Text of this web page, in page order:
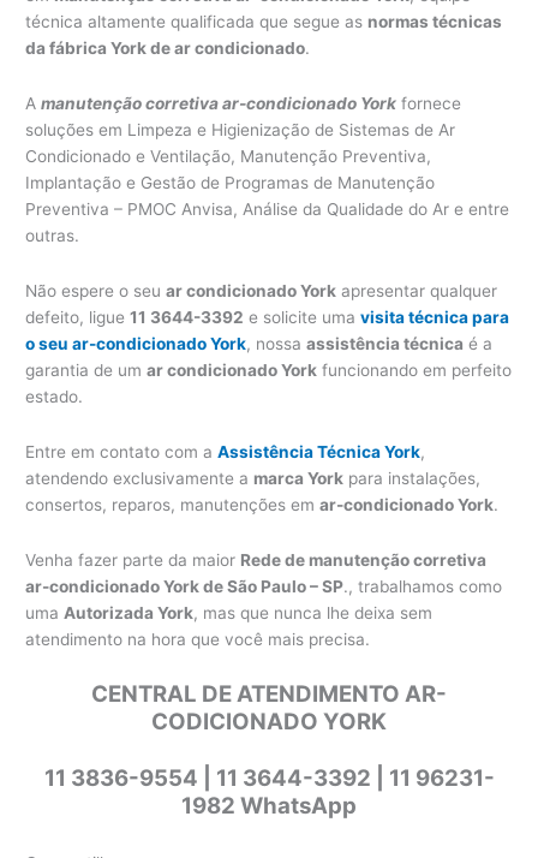
técnica altamente qualificada que segue as normas técnicas
da fábrica York de ar condicionado.
Amanutenção corretiva ar-condicionado York fornece
soluções em Limpeza e Higienização de Sistemas de Ar
Condicionado e Ventilação, Manutenção Preventiva,
Implantação e Gestão de Programas de Manutenção
Preventiva – PMOC Anvisa, Análise da Qualidade do Ar e entre
outras.
Não espere o seuar condicionado York apresentar qualquer
defeito, ligue11 3644-3392 e solicite umavisita técnica para
o seu ar-condicionado York, nossaassistência técnica é a
garantia de umar condicionado York funcionando em perfeito
estado.
Entre em contato com aAssistência Técnica York,
atendendo exclusivamente a marca York para instalações,
consertos, reparos, manutenções emar-condicionado York.
Venha fazer parte da maior Rede de manutenção corretiva
ar-condicionado York de São Paulo – SP., trabalhamos como
uma Autorizada York, mas que nunca lhe deixa sem
atendimento na hora que você mais precisa.
CENTRAL DE ATENDIMENTO AR-
CODICIONADO YORK
11 3836-9554 | 11 3644-3392 | 11 96231-
1982 WhatsApp